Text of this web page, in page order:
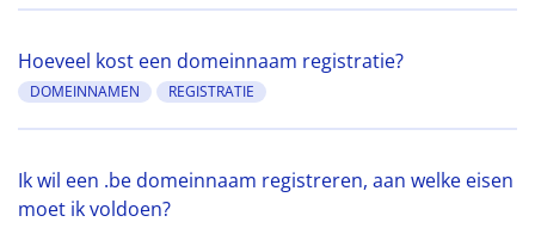
Hoeveel kost een domeinnaam registratie?
DOMEINNAMEN REGISTRATIE
Ik wil een .be domeinnaam registreren, aan welke eisen
moet ik voldoen?